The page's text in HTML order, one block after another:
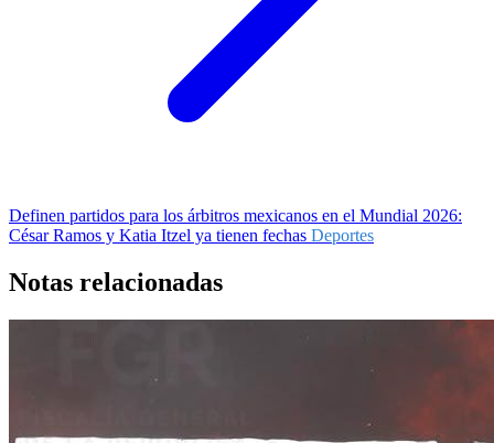
Definen partidos para los árbitros mexicanos en el Mundial 2026:
César Ramos y Katia Itzel ya tienen fechas Deportes
Notas relacionadas